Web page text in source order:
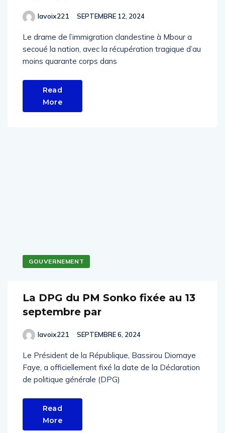
lavoix221 SEPTEMBRE 12, 2024
Le drame de l’immigration clandestine à Mbour a
secoué la nation, avec la récupération tragique d’au
moins quarante corps dans
Read
More
GOUVERNEMENT
La DPG du PM Sonko fixée au 13
septembre par
lavoix221 SEPTEMBRE 6, 2024
Le Président de la République, Bassirou Diomaye
Faye, a officiellement fixé la date de la Déclaration
de politique générale (DPG)
Read
More